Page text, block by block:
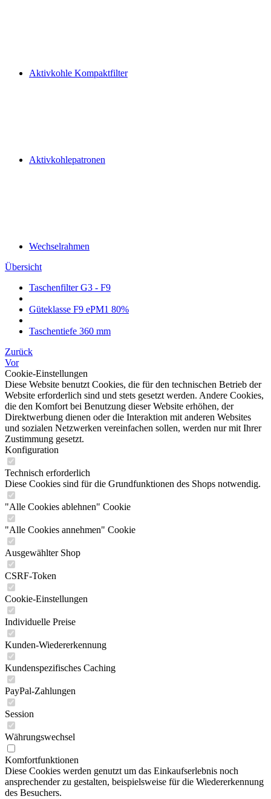
Aktivkohle Kompaktfilter
Aktivkohlepatronen
Wechselrahmen
Übersicht
Taschenfilter G3 - F9
Güteklasse F9 ePM1 80%
Taschentiefe 360 mm
Zurück
Vor
Cookie-Einstellungen
Diese Website benutzt Cookies, die für den technischen Betrieb der
Website erforderlich sind und stets gesetzt werden. Andere Cookies,
die den Komfort bei Benutzung dieser Website erhöhen, der
Direktwerbung dienen oder die Interaktion mit anderen Websites
und sozialen Netzwerken vereinfachen sollen, werden nur mit Ihrer
Zustimmung gesetzt.
Konfiguration
Technisch erforderlich
Diese Cookies sind für die Grundfunktionen des Shops notwendig.
"Alle Cookies ablehnen" Cookie
"Alle Cookies annehmen" Cookie
Ausgewählter Shop
CSRF-Token
Cookie-Einstellungen
Individuelle Preise
Kunden-Wiedererkennung
Kundenspezifisches Caching
PayPal-Zahlungen
Session
Währungswechsel
Komfortfunktionen
Diese Cookies werden genutzt um das Einkaufserlebnis noch
ansprechender zu gestalten, beispielsweise für die Wiedererkennung
des Besuchers.